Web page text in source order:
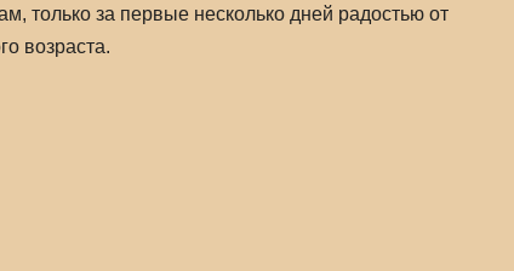
только за первые несколько дней радостью от
возраста.